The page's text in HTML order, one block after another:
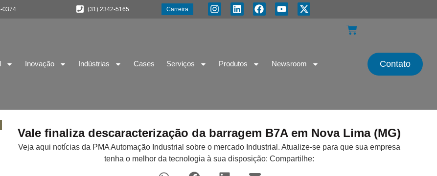
0374 (31) 2342-5165 Carreira
Inovação Indústrias Cases Serviços Produtos Newsroom Contato
Vale finaliza descaracterização da barragem B7A em Nova Lima (MG)
Veja aqui notícias da PMA Automação Industrial sobre o mercado Industrial. Atualize-se para que sua empresa
tenha o melhor da tecnologia à sua disposição: Compartilhe: